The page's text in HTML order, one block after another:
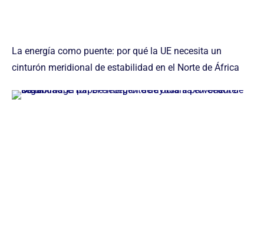
La energía como puente: por qué la UE necesita un
cinturón meridional de estabilidad en el Norte de África